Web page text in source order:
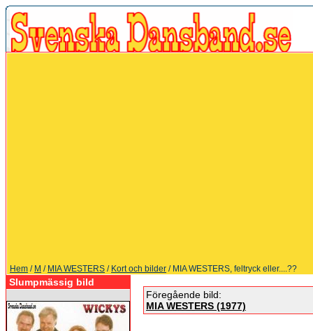
Hem / M / MIA WESTERS / Kort och bilder / MIA WESTERS, feltryck eller....??
Slumpmässig bild
Föregående bild:
MIA WESTERS (1977)